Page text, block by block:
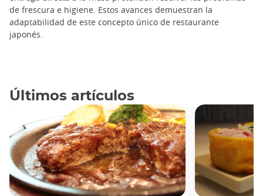
de frescura e higiene. Estos avances demuestran la
adaptabilidad de este concepto único de restaurante
japonés.
Últimos artículos